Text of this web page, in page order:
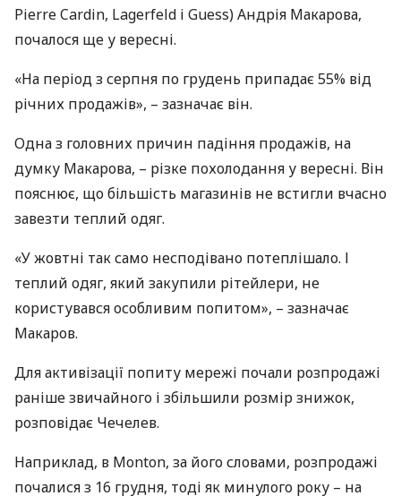
Pierre Cardin, Lagerfeld і Guess) Андрія Макарова,
почалося ще у вересні.
«На період з серпня по грудень припадає 55% від
річних продажів», – зазначає він.
Одна з головних причин падіння продажів, на
думку Макарова, – різке похолодання у вересні. Він
пояснює, що більшість магазинів не встигли вчасно
завезти теплий одяг.
«У жовтні так само несподівано потеплішало. І
теплий одяг, який закупили рітейлери, не
користувався особливим попитом», – зазначає
Макаров.
Для активізації попиту мережі почали розпродажі
раніше звичайного і збільшили розмір знижок,
розповідає Чечелев.
Наприклад, в Monton, за його словами, розпродажі
почалися з 16 грудня, тоді як минулого року – на